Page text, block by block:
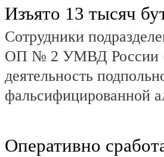
Изъято 13 тысяч
Сотрудники
ОП № 2 УМВД России
деятельность
фальсифицированной
Оперативно